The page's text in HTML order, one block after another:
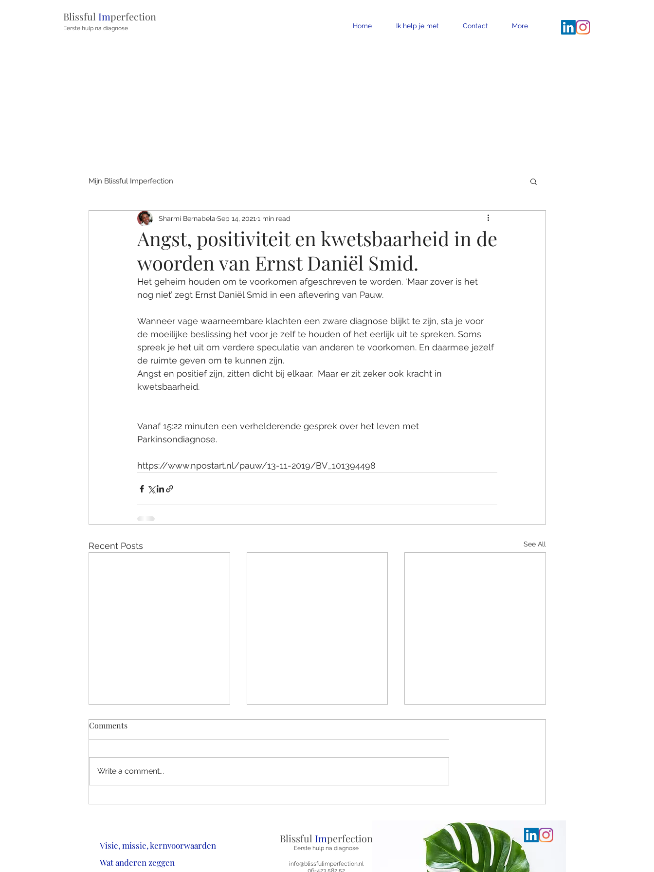
Blissful Imperfection
Eerste hulp na diagnose Home Ik help je met Contact More
Mijn Blissful Imperfection
Angst, positiviteit en kwetsbaarheid in de
woorden van Ernst Daniël Smid.
Sharmi Bernabela Sep 14, 2021 1 min read
Het geheim houden om te voorkomen afgeschreven te worden. ‘Maar zover is het
nog niet’ zegt Ernst Daniël Smid in een aflevering van Pauw.
Wanneer vage waarneembare klachten een zware diagnose blijkt te zijn, sta je voor
de moeilijke beslissing het voor je zelf te houden of het eerlijk uit te spreken. Soms
spreek je het uit om verdere speculatie van anderen te voorkomen. En daarmee jezelf
de ruimte geven om te kunnen zijn.
Angst en positief zijn, zitten dicht bij elkaar.  Maar er zit zeker ook kracht in
kwetsbaarheid.
Vanaf 15:22 minuten een verhelderende gesprek over het leven met
Parkinsondiagnose.
https://www.npostart.nl/pauw/13-11-2019/BV_101394498
Recent Posts See All
6/6 Relaps dagboek, op de
5/6 Relaps dagboek, dag 4:
4/6 Relaps dagboek, dag 3:
van mijn rechterzijde.
Comments
Write a comment...
Visie, missie, kernvoorwaarden
Wat anderen zeggen
Blissful Imperfection
Eerste hulp na diagnose
info@blissfulimperfection.nl